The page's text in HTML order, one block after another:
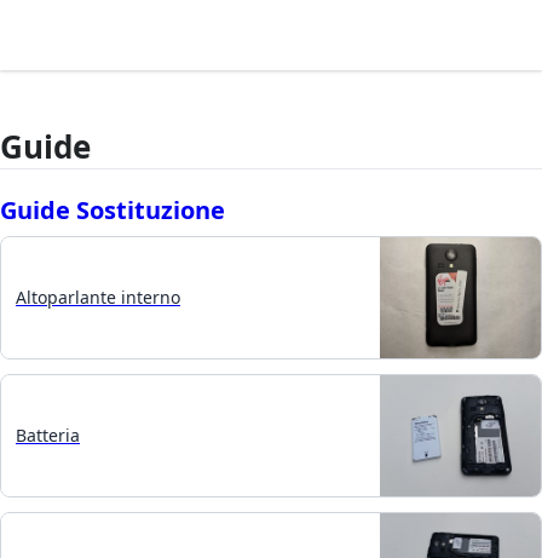
Guide
Guide Sostituzione
Altoparlante interno
Batteria